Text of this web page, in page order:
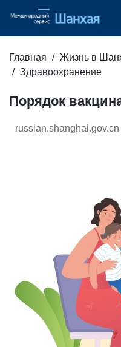
Главная Жизнь в
Здравоохранение
Порядок
russian.shanghai.gov.cn